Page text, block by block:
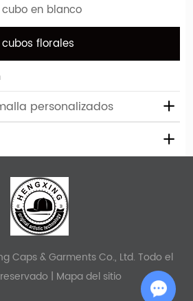
en blanco
florales
personalizados
Caps & Garments Co., Ltd. Todo el
| Mapa del sitio